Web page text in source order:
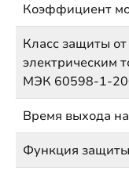
Коэффициент
Класс защиты
электрическим
МЭК 60598-1-
Время выхода
Функция защиты